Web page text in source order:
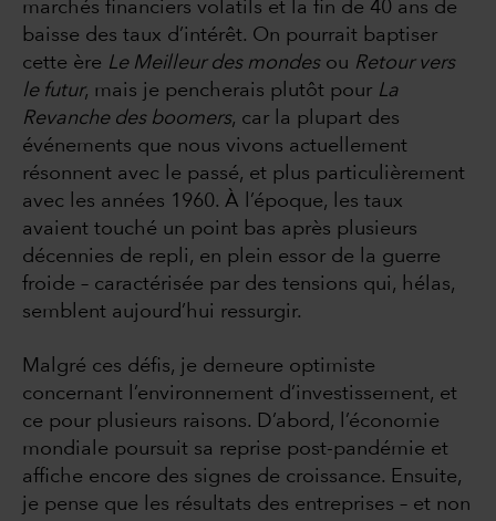
marchés financiers volatils et la fin de 40 ans de
baisse des taux d’intérêt. On pourrait baptiser
cette ère Le Meilleur des mondesou Retour vers
le futur, mais je pencherais plutôt pour La
Revanche des boomers, car la plupart des
événements que nous vivons actuellement
résonnent avec le passé, et plus particulièrement
avec les années 1960. À l’époque, les taux
avaient touché un point bas après plusieurs
décennies de repli, en plein essor de la guerre
froide – caractérisée par des tensions qui, hélas,
semblent aujourd’hui ressurgir.
Malgré ces défis, je demeure optimiste
concernant l’environnement d’investissement, et
ce pour plusieurs raisons. D’abord, l’économie
mondiale poursuit sa reprise post-pandémie et
affiche encore des signes de croissance. Ensuite,
je pense que les résultats des entreprises – et non